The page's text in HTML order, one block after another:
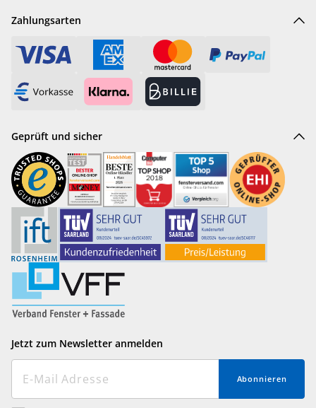
Zahlungsarten
Geprüft und sicher
Jetzt zum Newsletter anmelden
Abonnieren